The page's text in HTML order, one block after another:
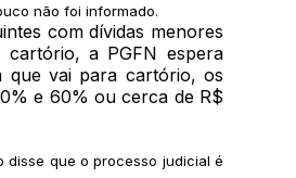
não foi informado.
com dívidas menores
a PGFN espera
que vai para cartório, os
e 60% ou cerca de R$
disse que o processo judicial é